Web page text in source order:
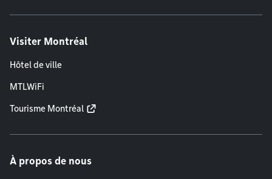
Visiter Montréal
Hôtel de ville
MTLWiFi
Tourisme Montréal
À propos de nous